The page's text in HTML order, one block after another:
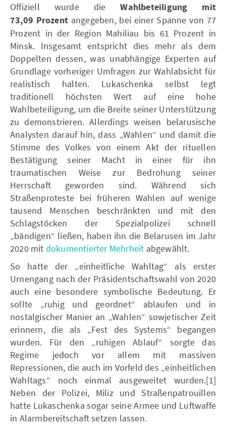
Offiziell wurde dieWahlbeteiligung mit
73,09 Prozent angegeben, bei einer Spanne von 77
Prozent in der Region Mahiliau bis 61 Prozent in
Minsk. Insgesamt entspricht dies mehr als dem
Doppelten dessen, was unabhängige Experten auf
Grundlage vorheriger Umfragen zur Wahlabsicht für
realistisch halten. Lukaschenka selbst legt
traditionell höchsten Wert auf eine hohe
Wahlbeteiligung, um die Breite seiner Unterstützung
zu demonstrieren. Allerdings weisen belarusische
Analysten darauf hin, dass „Wahlen“ und damit die
Stimme des Volkes von einem Akt der rituellen
Bestätigung seiner Macht in einer für ihn
traumatischen Weise zur Bedrohung seiner
Herrschaft geworden sind. Während sich
Straßenproteste bei früheren Wahlen auf wenige
tausend Menschen beschränkten und mit den
Schlagstöcken der Spezialpolizei schnell
„bändigen“ ließen, haben ihn die Belarusen im Jahr
2020 mit dokumentierter Mehrheit abgewählt.
So hatte der „einheitliche Wahltag“ als erster
Urnengang nach der Präsidentschaftswahl von 2020
auch eine besondere symbolische Bedeutung. Er
sollte „ruhig und geordnet“ ablaufen und in
nostalgischer Manier an „Wahlen“ sowjetischer Zeit
erinnern, die als „Fest des Systems“ begangen
wurden. Für den „ruhigen Ablauf“ sorgte das
Regime jedoch vor allem mit massiven
Repressionen, die auch im Vorfeld des „einheitlichen
Wahltags“ noch einmal ausgeweitet wurden.[1]
Neben der Polizei, Miliz und Straßenpatrouillen
hatte Lukaschenka sogar seine Armee und Luftwaffe
in Alarmbereitschaft setzen lassen.